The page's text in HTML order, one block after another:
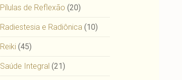
Pílulas de Reflexão (20)
Radiestesia e Radiônica (10)
Reiki (45)
Saúde Integral (21)